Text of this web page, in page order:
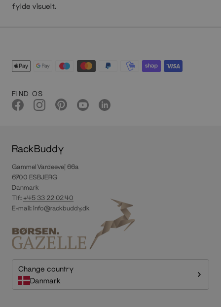
fylde visuelt.
FIND OS
RackBuddy
Gammel Vardeevej 66a
6700 ESBJERG
Danmark
Tlf:+45 33 22 02 40
E-mail:info@rackbuddy.dk
Change country
Danmark